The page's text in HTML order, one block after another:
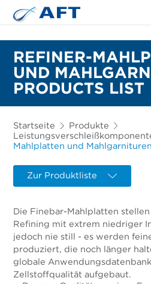
REFINER-
UND
PRODUCTS LIST
Startseite
Produkte
Mahlplatten und Mahlgarnituren
Zur Produktliste
Die Finebar-Mahlplatten
Refining mit extrem niedriger
jedoch nie still - es werden
produziert, die noch länger
globale
Zellstoffqualität aufgebaut.